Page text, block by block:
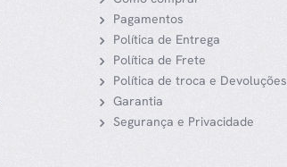
Pagamentos
Política de Entrega
Política de Frete
Política de troca e Devoluções
Garantia
Segurança e Privacidade